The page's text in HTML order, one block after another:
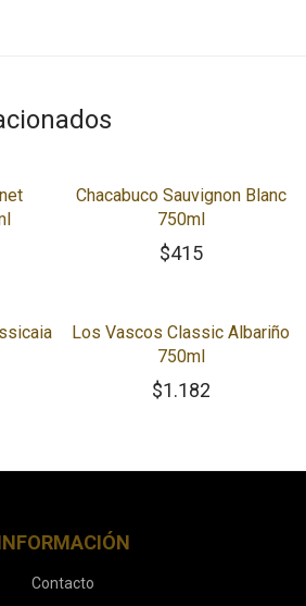
Chacabuco Sauvignon Blanc
750ml
$415
Los Vascos Classic Albariño
750ml
$1.182
Contacto